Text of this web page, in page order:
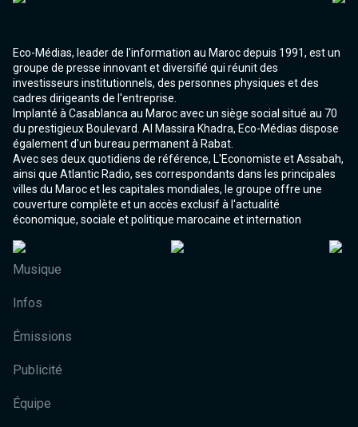
Eco-Médias, leader de l'information au Maroc depuis 1991, est un
groupe de presse innovant et diversifié qui réunit des
investisseurs institutionnels, des personnes physiques et des
cadres dirigeants de l'entreprise.
Implanté à Casablanca au Maroc avec un siège social situé au 70
du prestigieux Boulevard. Al Massira Khadra, Eco-Médias dispose
également d'un bureau permanent à Rabat.
Avec ses deux quotidiens de référence, L'Economiste et Assabah,
ainsi que Atlantic Radio, ses correspondants dans les principales
villes du Maroc et les capitales mondiales, le groupe offre une
couverture complète et un accès exclusif à l'actualité
économique, sociale et politique marocaine et internation
Musique
Infos
Émissions
Publicité
Équipe